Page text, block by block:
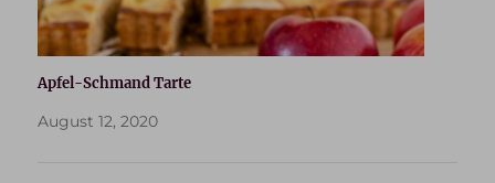
Apfel-Schmand Tarte
August 12, 2020